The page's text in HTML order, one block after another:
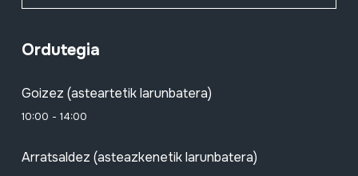
Ordutegia
Goizez (asteartetik larunbatera)
10:00 - 14:00
Arratsaldez (asteazkenetik larunbatera)